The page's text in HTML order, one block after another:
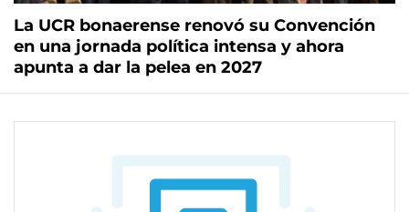
La UCR bonaerense renovó su Convención
en una jornada política intensa y ahora
apunta a dar la pelea en 2027